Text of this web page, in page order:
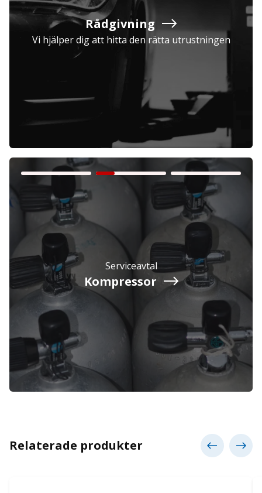
Företag Exkl. moms
Privatperson Inkl. moms
Rådgivning
Vi hjälper dig att hitta den rätta utrustningen
Serviceavtal
Kompressor
Relaterade produkter